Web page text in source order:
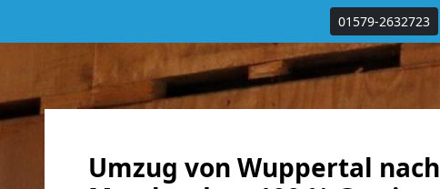
01579-2632723
Umzug von Wuppertal nach